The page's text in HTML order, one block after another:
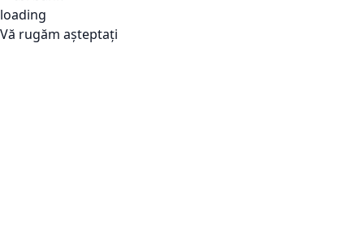
Vă rugăm așteptați